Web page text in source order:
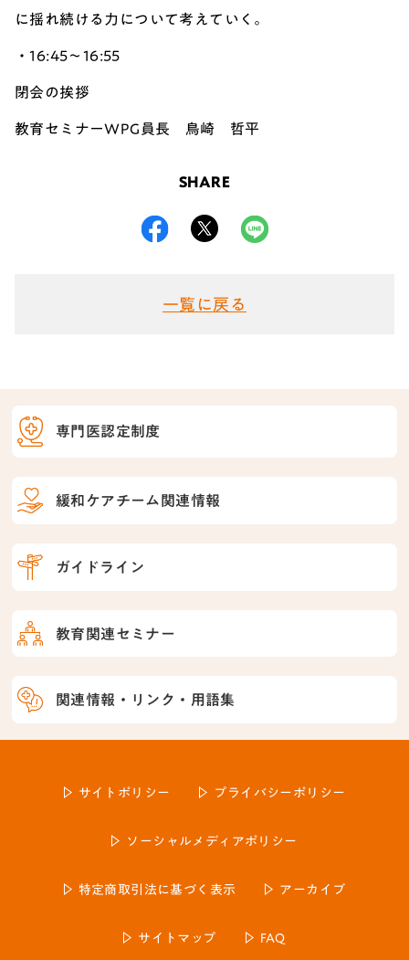
専門医認定制度
緩和ケアチーム関連情報
ガイドライン
教育関連セミナー
関連情報・リンク・用語集
に揺れ続ける力について考えていく。
・16:45～16:55
閉会の挨拶
教育セミナーWPG員長 鳥崎 哲平
SHARE
一覧に戻る
サイトポリシー プライバシーポリシー
ソーシャルメディアポリシー
特定商取引法に基づく表示 アーカイブ
サイトマップ FAQ